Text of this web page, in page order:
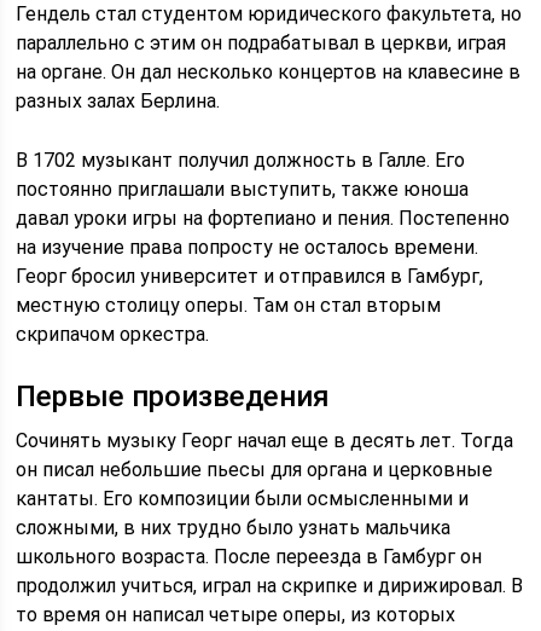
Гендель стал студентом юридического факультета, но
параллельно с этим он подрабатывал в церкви, играя
на органе. Он дал несколько концертов на клавесине в
разных залах Берлина.
В 1702 музыкант получил должность в Галле. Его
постоянно приглашали выступить, также юноша
давал уроки игры на фортепиано и пения. Постепенно
на изучение права попросту не осталось времени.
Георг бросил университет и отправился в Гамбург,
местную столицу оперы. Там он стал вторым
скрипачом оркестра.
Первые произведения
Сочинять музыку Георг начал еще в десять лет. Тогда
он писал небольшие пьесы для органа и церковные
кантаты. Его композиции были осмысленными и
сложными, в них трудно было узнать мальчика
школьного возраста. После переезда в Гамбург он
продолжил учиться, играл на скрипке и дирижировал. В
то время он написал четыре оперы, из которых